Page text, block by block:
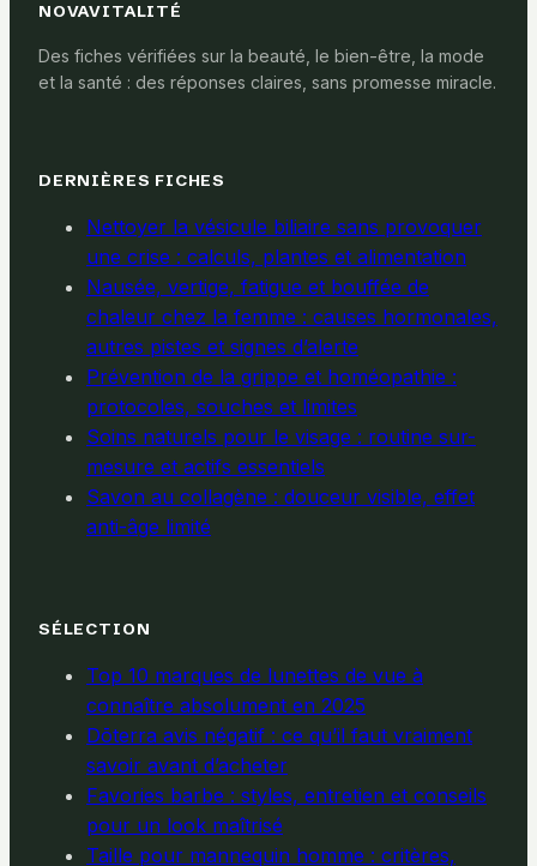
NOVAVITALITÉ
Des fiches vérifiées sur la beauté, le bien-être, la mode
et la santé : des réponses claires, sans promesse miracle.
DERNIÈRES FICHES
Nettoyer la vésicule biliaire sans provoquer
une crise : calculs, plantes et alimentation
Nausée, vertige, fatigue et bouffée de
chaleur chez la femme : causes hormonales,
autres pistes et signes d’alerte
Prévention de la grippe et homéopathie :
protocoles, souches et limites
Soins naturels pour le visage : routine sur-
mesure et actifs essentiels
Savon au collagène : douceur visible, effet
anti-âge limité
SÉLECTION
Top 10 marques de lunettes de vue à
connaître absolument en 2025
Dōterra avis négatif : ce qu’il faut vraiment
savoir avant d’acheter
Favories barbe : styles, entretien et conseils
pour un look maîtrisé
Taille pour mannequin homme : critères,